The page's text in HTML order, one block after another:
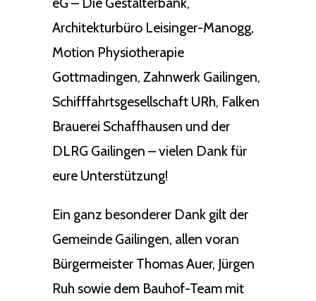
Architekturbüro Leisinger-Manogg,
Motion Physiotherapie
Gottmadingen, Zahnwerk Gailingen,
Schifffahrtsgesellschaft URh, Falken
Brauerei Schaffhausen und der
DLRG Gailingen – vielen Dank für
eure Unterstützung!
Ein ganz besonderer Dank gilt der
Gemeinde Gailingen, allen voran
Bürgermeister Thomas Auer, Jürgen
Ruh sowie dem Bauhof-Team mit